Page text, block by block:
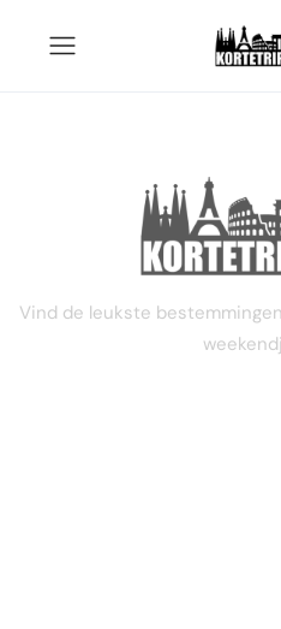
STEL JE
Vind de leukste